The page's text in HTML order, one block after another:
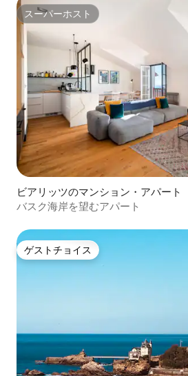
スーパーホスト
スーパーホスト
ビアリッツのマンション・アパート
バスク海岸を望むアパート
ゲストチョイス
ゲストチョイス